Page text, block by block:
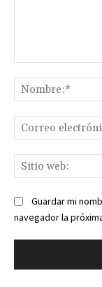
Guardar mi
navegador la